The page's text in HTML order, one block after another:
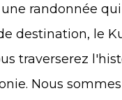
randonnée
destination, le
traverserez
Nous sommes